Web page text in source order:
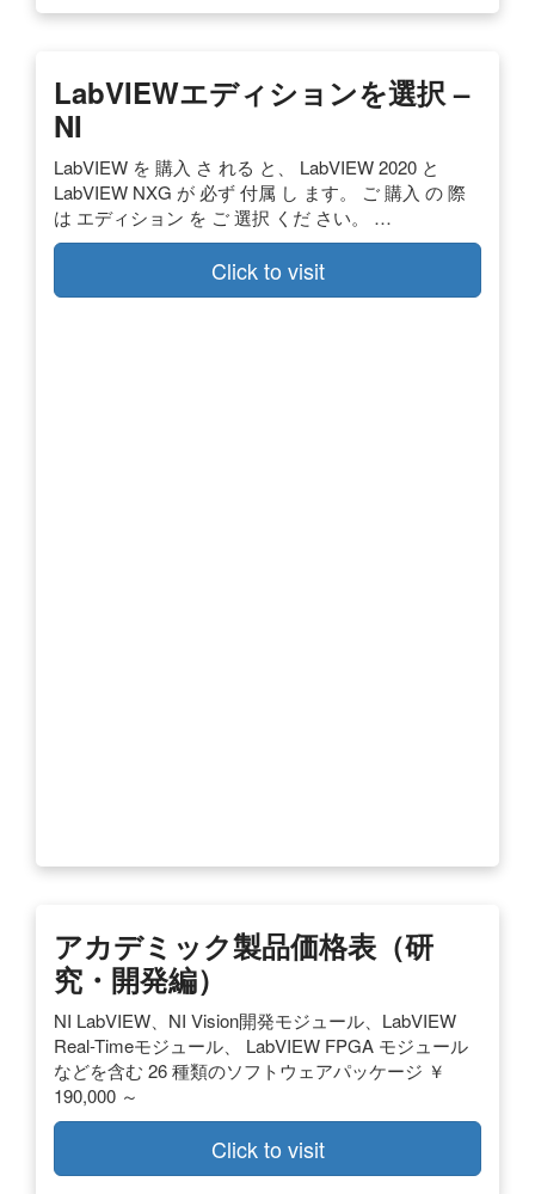
LabVIEWエディションを選択 –
NI
LabVIEW を 購入 さ れる と、 LabVIEW 2020 と
LabVIEW NXG が 必ず 付属 し ます。 ご 購入 の 際
は エディション を ご 選択 くだ さい。 …
Click to visit
アカデミック製品価格表（研
究・開発編）
NI LabVIEW、NI Vision開発モジュール、LabVIEW
Real-Timeモジュール、 LabVIEW FPGA モジュール
などを含む 26 種類のソフトウェアパッケージ ￥
190,000 ～
Click to visit